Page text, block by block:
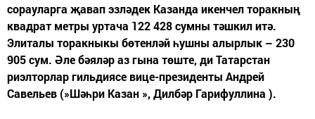
сорауларга җавап эзләдек Казанда икенчел торакның
квадрат метры уртача 122 428 сумны тәшкил итә.
Элиталы торакныкы бөтенләй һушны алырлык – 230
905 сум. Әле бәяләр аз гына төште, ди Татарстан
риэлторлар гильдиясе вице-президенты Андрей
Савельев (»Шәһри Казан », Дилбәр Гарифуллина ).